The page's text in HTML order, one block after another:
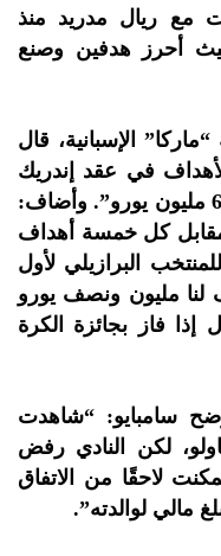
في 6 مباريات مع ريال مدريد منذ
أحرز هدفين وصنع
الإسبانية، قال
في عقد إندريك
يمكن أن يرفع قيمة الصفقة إلى 60 مليون يورو”. وأضاف:
كل خمسة أهداف
البرازيلي لأول
لنا مليون ونصف يورو
فاز بجائزة الكرة
سامبايو: “شاهدت
لكن النادي رفض
لاحقًا من الاتفاق
مالي لوالدته”.